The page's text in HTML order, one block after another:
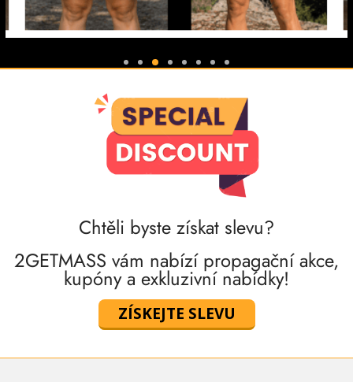
Chtěli byste získat slevu?
2GETMASS vám nabízí propagační akce,
kupóny a exkluzivní nabídky!
ZÍSKEJTE SLEVU